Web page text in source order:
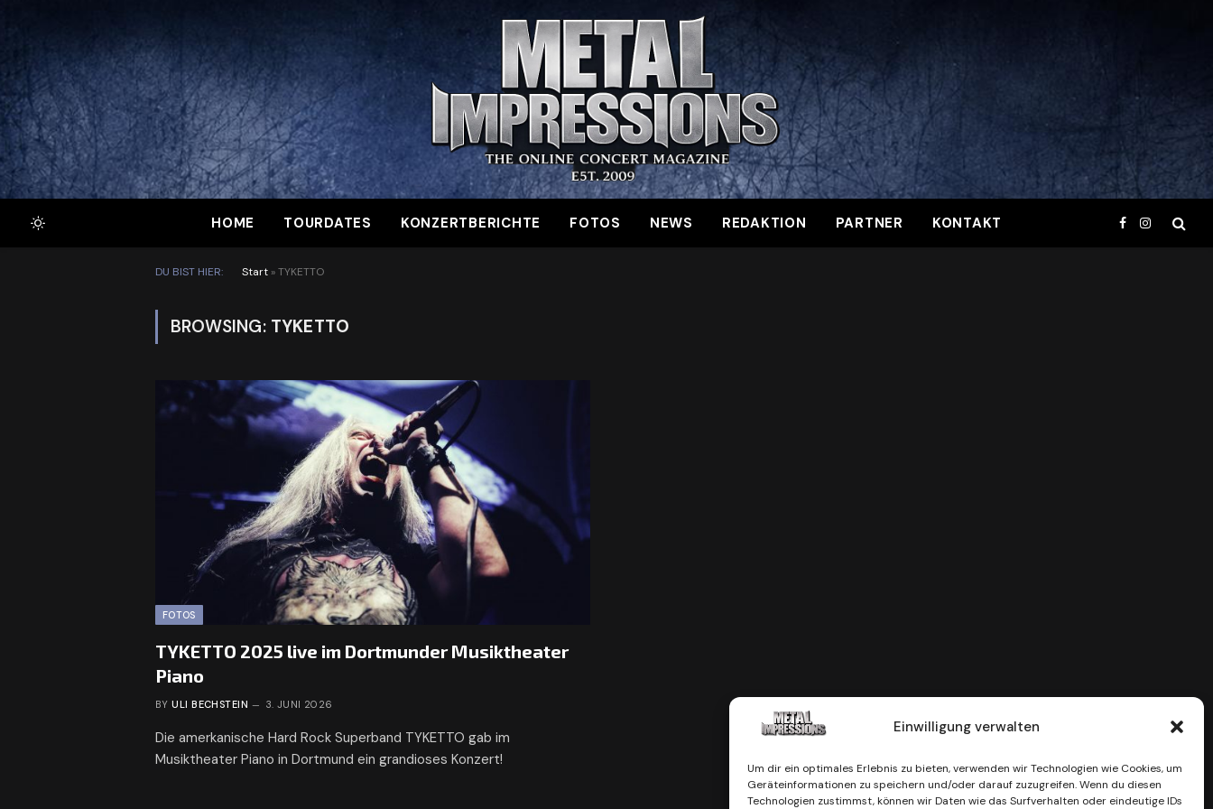
Einwilligung verwalten
Um dir ein optimales Erlebnis zu bieten, verwenden wir Technologien wie Cookies, um
Geräteinformationen zu speichern und/oder darauf zuzugreifen. Wenn du diesen
Technologien zustimmst, können wir Daten wie das Surfverhalten oder eindeutige IDs
HOME TOURDATES KONZERTBERICHTE FOTOS NEWS REDAKTION PARTNER KONTAKT Facebook
Instagram
DU BIST HIER: Start »TYKETTO
BROWSING: TYKETTO
FOTOS
TYKETTO 2025 live im Dortmunder Musiktheater
Piano
BY ULI BECHSTEIN 3. JUNI 2026
Die amerkanische Hard Rock Superband TYKETTO gab im
Musiktheater Piano in Dortmund ein grandioses Konzert!